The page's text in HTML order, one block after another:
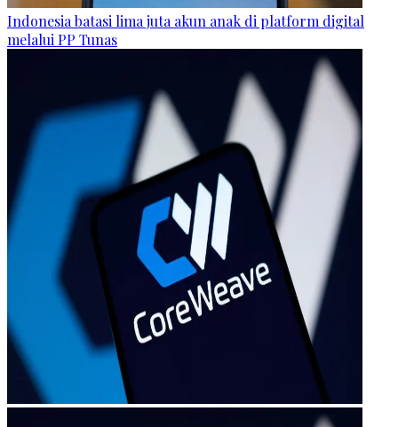
Indonesia batasi lima juta akun anak di platform digital
melalui PP Tunas